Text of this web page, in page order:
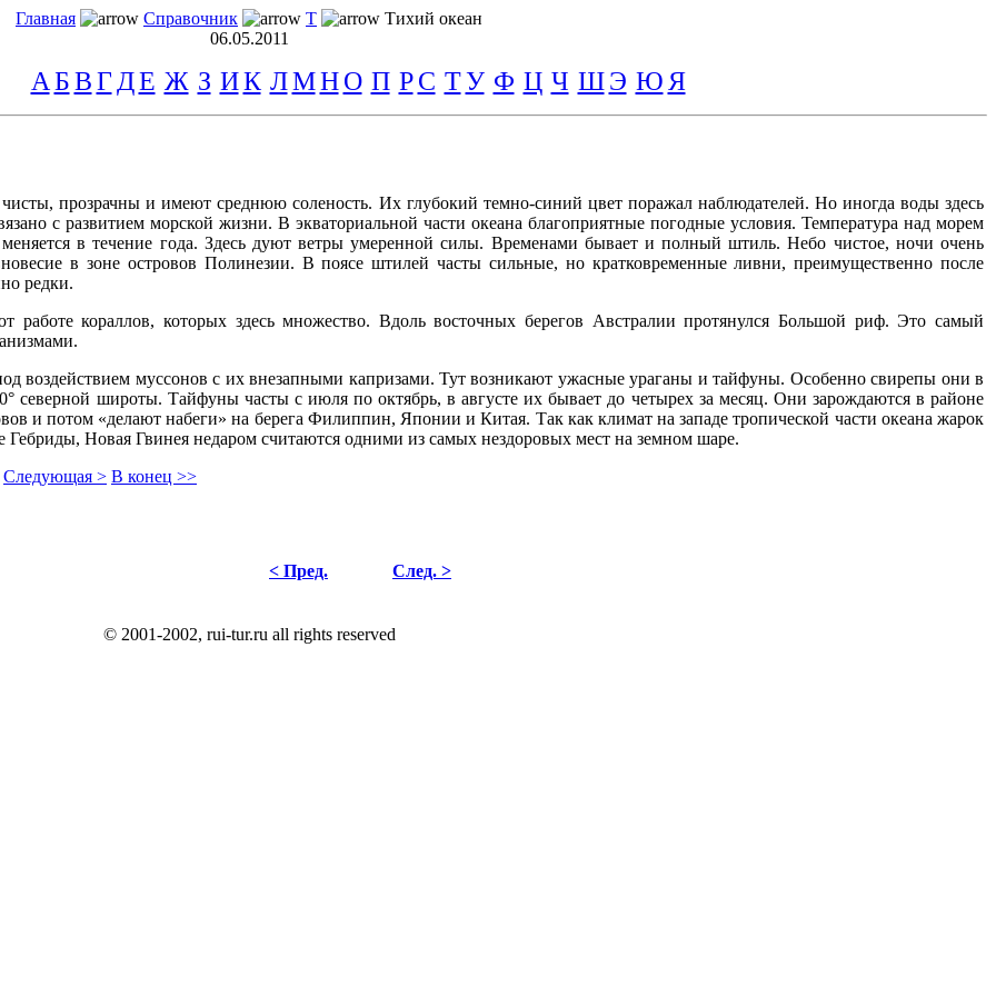
Главная Справочник Т
Тихий океан
06.05.2011
А БВГ ДЕ Ж З ИК ЛМН О П Р С ТУ Ф Ц Ч Ш Э Ю Я
прозрачны и имеют среднюю соленость. Их глубокий темно-синий цвет поражал наблюдателей. Но иногда воды здесь
с развитием морской жизни. В экваториальной части океана благоприятные погодные условия. Температура над морем
в течение года. Здесь дуют ветры умеренной силы. Временами бывает и полный штиль. Небо чистое, ночи очень
в зоне островов Полинезии. В поясе штилей часты сильные, но кратковременные ливни, преимущественно после
редки.
работе кораллов, которых здесь множество. Вдоль восточных берегов Австралии протянулся Большой риф. Это самый
воздействием муссонов с их внезапными капризами. Тут возникают ужасные ураганы и тайфуны. Особенно свирепы они в
северной широты. Тайфуны часты с июля по октябрь, в августе их бывает до четырех за месяц. Они зарождаются в районе
и потом «делают набеги» на берега Филиппин, Японии и Китая. Так как климат на западе тропической части океана жарок
Новая Гвинея недаром считаются одними из самых нездоровых мест на земном шаре.
Следующая > В конец >>
< Пред.
След. >
© 2001-2002, rui-tur.ru all rights reserved